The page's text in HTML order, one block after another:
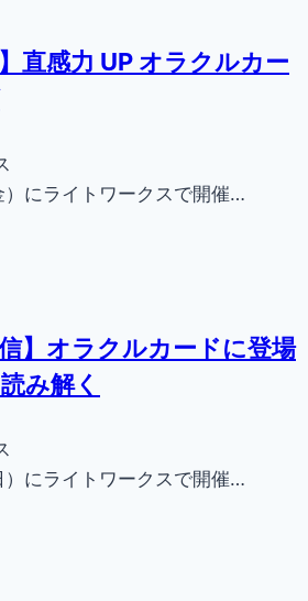
直感力 UP オラクルカー
にライトワークスで開催…
】オラクルカードに登場
み解く
にライトワークスで開催…